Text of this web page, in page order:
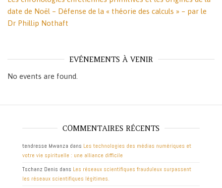
date de Noël – Défense de la « théorie des calculs » – par le
Dr Phillip Nothaft
EVÉNEMENTS À VENIR
No events are found.
COMMENTAIRES RÉCENTS
tendresse Mwanza dans Les technologies des médias numériques et
votre vie spirituelle : une alliance difficile
Tschanz Denis dans Les réseaux scientifiques frauduleux surpassent
les réseaux scientifiques légitimes.